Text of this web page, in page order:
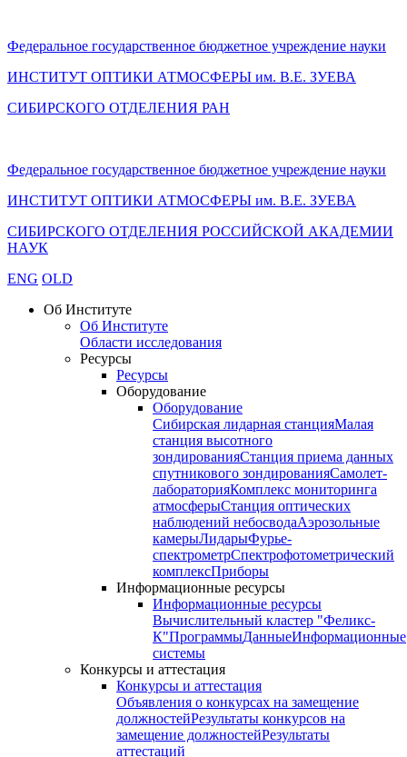
Федеральное государственное бюджетное учреждение науки
ИНСТИТУТ ОПТИКИ АТМОСФЕРЫ им. В.Е. ЗУЕВА
СИБИРСКОГО ОТДЕЛЕНИЯ РАН
Федеральное государственное бюджетное учреждение науки
ИНСТИТУТ ОПТИКИ АТМОСФЕРЫ им. В.Е. ЗУЕВА
СИБИРСКОГО ОТДЕЛЕНИЯ РОССИЙСКОЙ АКАДЕМИИ
НАУК
ENG OLD
Об Институте
Об Институте
Области исследования
Ресурсы
Ресурсы
Оборудование
Оборудование
Сибирская лидарная станцияМалая
станция высотного
зондированияСтанция приема данных
спутникового зондированияСамолет-
лабораторияКомплекс мониторинга
атмосферыСтанция оптических
наблюдений небосводаАэрозольные
камерыЛидарыФурье-
спектрометрСпектрофотометрический
комплексПриборы
Информационные ресурсы
Информационные ресурсы
Вычислительный кластер "Феликс-
К"ПрограммыДанныеИнформационные
системы
Конкурсы и аттестация
Конкурсы и аттестация
Объявления о конкурсах на замещение
должностейРезультаты конкурсов на
замещение должностейРезультаты
аттестаций